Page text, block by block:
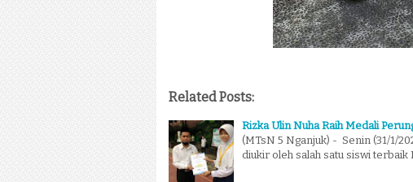
Related Posts:
Rizka Ulin Nuha Raih Medali
(MTsN 5 Nganjuk) - Senin (31/1/
diukir oleh salah satu siswi terbaik